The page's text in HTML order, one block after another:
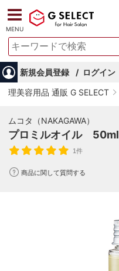
MENU
新規会員登録
ログイン
理美容用品 通販 G SELECT
ムコタ（NAKAGAWA）
プロミルオイル 50ml
1件
商品に関して質問する